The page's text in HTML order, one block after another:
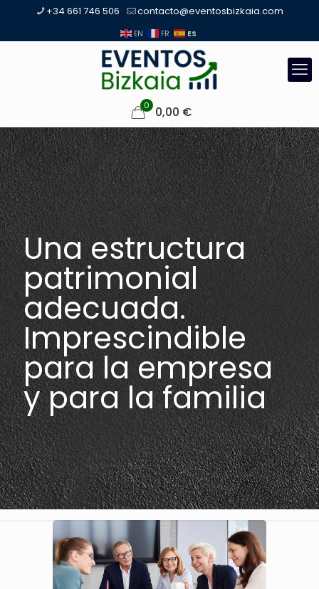
+34 661 746 506 contacto@eventosbizkaia.com
EN FR ES
0 0,00 €
Una estructura
patrimonial
adecuada.
Imprescindible
para la empresa
y para la familia